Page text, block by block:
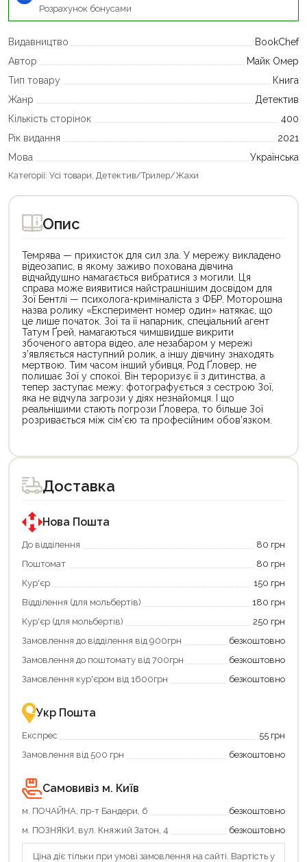
Розрахунок бонусами
Видавництво
BookChef
Автор
Майк Омер
Тип товару
Книга
Жанр
Детектив
Кількість сторінок
400
Рік видання
2021
Мова
Українська
Категорії: Усі товари Детектив/Трилер/Жахи
Опис
Темрява — прихисток для сил зла. У мережу викладено
відеозапис, в якому заживо похована дівчина
відчайдушно намагається вибратися з могили. Ця
справа може виявитися найстрашнішим досвідом для
Зої Бентлі — психолога-криміналіста з ФБР. Моторошна
назва ролику «Експеримент номер один» натякає, що
це лише початок. Зої та її напарник, спеціальний агент
Татум Ґрей, намагаються чимшвидше викрити
збоченого автора відео, але незабаром у мережі
з’являється наступний ролик, а іншу дівчину знаходять
мертвою. Тим часом інший убивця, Род Ґловер, не
полишає Зої у спокої. Він тероризує її з дитинства, а
тепер заступає межу: фотографується з сестрою Зої,
яка не відчула загрози у діях незнайомця. І що
реальнішими стають погрози Ґловера, то більше Зої
розривається між сім’єю та професійним обов’язком.
товар
для
покупки
державною
програмою
єКнига.
Використовуйте
карту
щоб
зекономити
та
отримати
переваги!
картою
єКнига
–
зручно
та
товар
для
покупки
державною
програмою
«Національний
кешбек».
покупку
«Національний
кешбек»
та
отримуйте
повернення
Економте
більше
разом
державною
підтримкою!
Доставка
Нова Пошта
До відділення
80 грн
Поштомат
80 грн
Кур'єр
150 грн
Відділення (для мольбертів)
180 грн
Кур'єр (для мольбертів)
250 грн
Замовлення до відділення від 900грн
безкоштовно
Замовлення до поштомату від 700грн
безкоштовно
Замовлення кур'єром від 1600грн
безкоштовно
Укр Пошта
Експрес
55 грн
Замовлення від 500 грн
безкоштовно
Самовивіз м. Київ
м. ПОЧАЙНА, пр-т Бандери, 6
безкоштовно
м. ПОЗНЯКИ, вул. Княжий Затон, 4
безкоштовно
Ціна діє тільки при умові замовлення на сайті. Вартість у